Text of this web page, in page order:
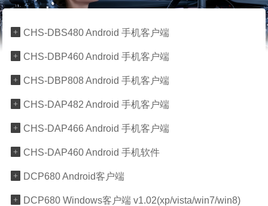
 CHS-DBS480 Android 手机客户端
 CHS-DBP460 Android 手机客户端
 CHS-DBP808 Android 手机客户端
 CHS-DAP482 Android 手机客户端
 CHS-DAP466 Android 手机客户端
 CHS-DAP460 Android 手机软件
 DCP680 Android客户端
 DCP680 Windows客户端 v1.02(xp/vista/win7/win8)